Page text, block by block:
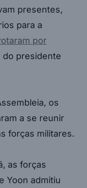
presentes,
para a
por
do presidente
os
a se reunir
forças militares.
as forças
Yoon admitiu